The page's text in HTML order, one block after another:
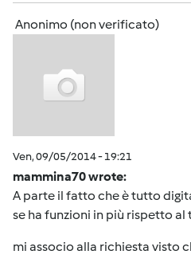
Anonimo (non verificato)
Ven, 09/05/2014 - 19:21
mammina70 wrote:
A parte il fatto che è tutto
se ha funzioni in più rispetto al
mi associo alla richiesta visto